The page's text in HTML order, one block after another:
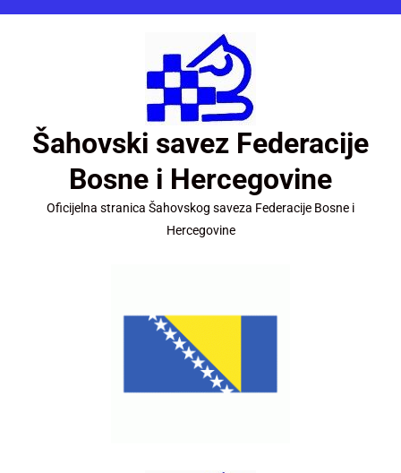
Šahovski savez Federacije
Bosne i Hercegovine
Oficijelna stranica Šahovskog saveza Federacije Bosne i
Hercegovine